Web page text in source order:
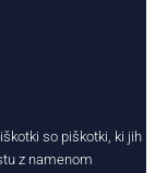
so piškotki, ki jih
z namenom